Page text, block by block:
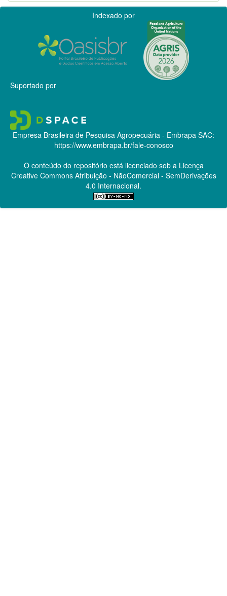
Indexado por
Suportado por
Empresa Brasileira de Pesquisa Agropecuária - Embrapa SAC:
https://www.embrapa.br/fale-conosco
O conteúdo do repositório está licenciado sob a Licença
Creative CommonsAtribuição - NãoComercial - SemDerivações
4.0 Internacional.